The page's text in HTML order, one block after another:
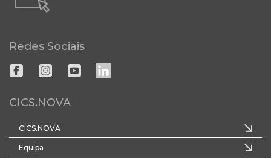
Redes Sociais
CICS.NOVA
CICS.NOVA
Equipa